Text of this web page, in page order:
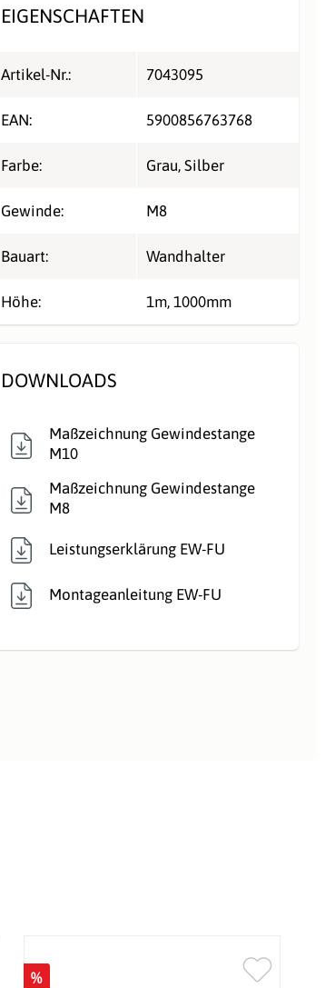
EIGENSCHAFTEN
Artikel-Nr.: 7043095
EAN: 5900856763768
Farbe: Grau, Silber
Gewinde: M8
Bauart: Wandhalter
Höhe: 1m, 1000mm
DOWNLOADS
Maßzeichnung Gewindestange
M10
Maßzeichnung Gewindestange
M8
Leistungserklärung EW-FU
Montageanleitung EW-FU
%